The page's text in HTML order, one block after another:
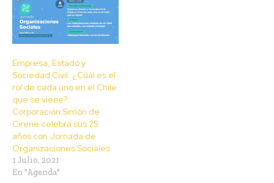
Empresa, Estado y
Sociedad Civil. ¿Cuál es el
rol de cada uno en el Chile
que se viene?:
Corporación Simón de
Cirene celebra sus 25
años con Jornada de
Organizaciones Sociales
1 Julio, 2021
En "Agenda"